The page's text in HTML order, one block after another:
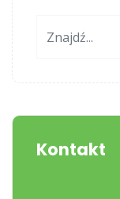
Kontakt